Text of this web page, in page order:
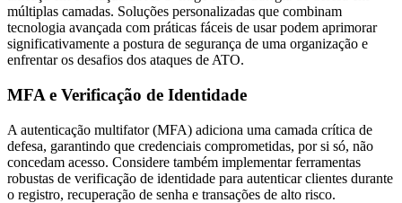
múltiplas camadas. Soluções personalizadas que combinam
tecnologia avançada com práticas fáceis de usar podem aprimorar
significativamente a postura de segurança de uma organização e
enfrentar os desafios dos ataques de ATO.
MFA e Verificação de Identidade
A autenticação multifator (MFA) adiciona uma camada crítica de
defesa, garantindo que credenciais comprometidas, por si só, não
concedam acesso. Considere também implementar ferramentas
robustas de verificação de identidade para autenticar clientes durante
o registro, recuperação de senha e transações de alto risco.